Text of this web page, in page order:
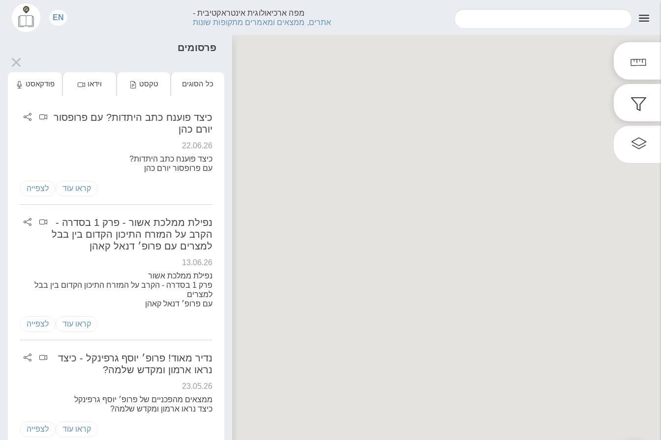
מפה ארכיאולוגית אינטראקטיבית -
אתרים, ממצאים ומאמרים מתקופות שונות
EN
פרסומים
כל הסוגים טקסט וידאו פודקאסט
כיצד פוענח כתב היתדות? עם פרופסור
יורם כהן
22.06.26
כיצד פוענח כתב היתדות?
עם פרופסור יורם כהן
קראו עוד לצפייה
נפילת ממלכת אשור - פרק 1 בסדרה -
הקרב על המזרח התיכון הקדום בין בבל
למצרים עם פרופ׳ דנאל קאהן
13.06.26
נפילת ממלכת אשור
פרק 1 בסדרה - הקרב על המזרח התיכון הקדום בין בבל
למצרים
עם פרופ׳ דנאל קאהן
קראו עוד לצפייה
נדיר מאוד! פרופ׳ יוסף גרפינקל - כיצד
נראו ארמון ומקדש שלמה?
23.05.26
ממצאים מהפכניים של פרופ׳ יוסף גרפינקל
כיצד נראו ארמון ומקדש שלמה?
קראו עוד לצפייה